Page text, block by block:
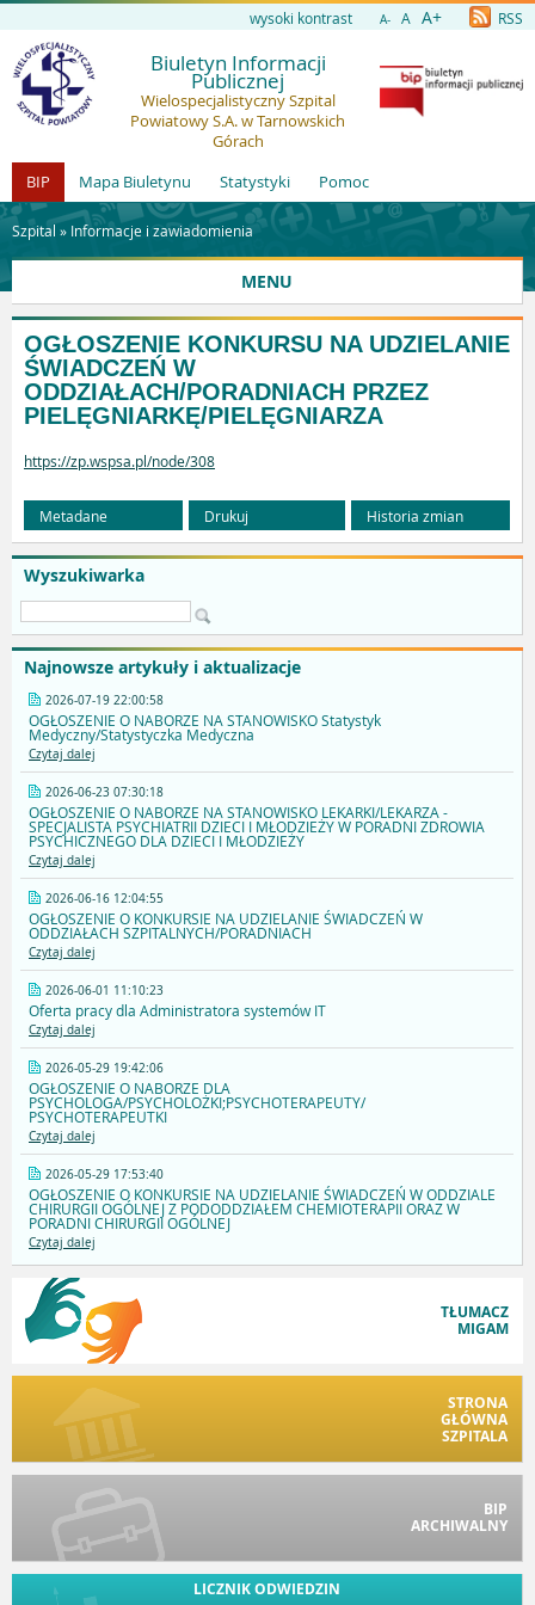
wysoki kontrast A- A A+ RSS
Biuletyn Informacji
Publicznej
Wielospecjalistyczny Szpital
Powiatowy S.A. w Tarnowskich
Górach
BIP
Mapa Biuletynu Statystyki Pomoc
Szpital » Informacje i zawiadomienia
MENU
Wyszukiwarka
Najnowsze artykuły i aktualizacje
2026-07-19 22:00:58
OGŁOSZENIE O NABORZE NA STANOWISKO Statystyk
Medyczny/Statystyczka Medyczna
Czytaj dalej
2026-06-23 07:30:18
OGŁOSZENIE O NABORZE NA STANOWISKO LEKARKI/LEKARZA -
SPECJALISTA PSYCHIATRII DZIECI I MŁODZIEŻY W PORADNI ZDROWIA
PSYCHICZNEGO DLA DZIECI I MŁODZIEŻY
Czytaj dalej
2026-06-16 12:04:55
OGŁOSZENIE O KONKURSIE NA UDZIELANIE ŚWIADCZEŃ W
ODDZIAŁACH SZPITALNYCH/PORADNIACH
Czytaj dalej
2026-06-01 11:10:23
Oferta pracy dla Administratora systemów IT
Czytaj dalej
2026-05-29 19:42:06
OGŁOSZENIE O NABORZE DLA
PSYCHOLOGA/PSYCHOLOŻKI;PSYCHOTERAPEUTY/
PSYCHOTERAPEUTKI
Czytaj dalej
2026-05-29 17:53:40
OGŁOSZENIE O KONKURSIE NA UDZIELANIE ŚWIADCZEŃ W ODDZIALE
CHIRURGII OGÓLNEJ Z PODODDZIAŁEM CHEMIOTERAPII ORAZ W
PORADNI CHIRURGII OGÓLNEJ
Czytaj dalej
TŁUMACZ
MIGAM
STRONA
GŁÓWNA
SZPITALA
BIP
ARCHIWALNY
LICZNIK ODWIEDZIN
OGŁOSZENIE KONKURSU NA UDZIELANIE
ŚWIADCZEŃ W
ODDZIAŁACH/PORADNIACH PRZEZ
PIELĘGNIARKĘ/PIELĘGNIARZA
https://zp.wspsa.pl/node/308
Metadane Drukuj Historia zmian